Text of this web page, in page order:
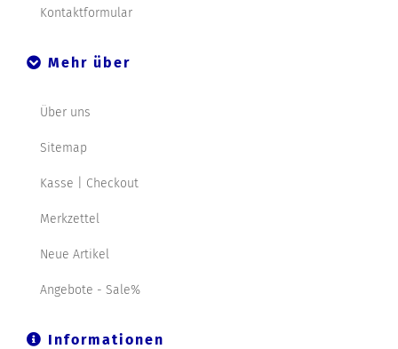
Kontaktformular
Mehr über
Über uns
Sitemap
Kasse | Checkout
Merkzettel
Neue Artikel
Angebote - Sale%
Informationen